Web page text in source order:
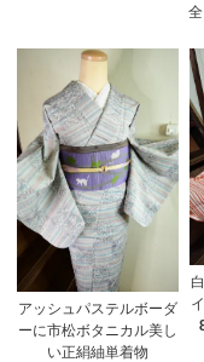
全
アッシュパステルボーダ
ーに市松ボタニカル美し
い正絹紬単着物